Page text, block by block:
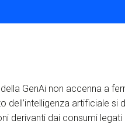
GenAi non accenna a
dell’intelligenza artificiale
derivanti dai consumi